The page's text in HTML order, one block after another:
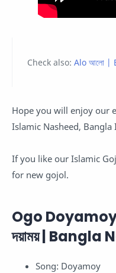
Check also: Alo আলো |
Hope you will enjoy our
Islamic Nasheed, Bangla
If you like our Islamic
for new gojol.
Ogo
দয়াময় |
Song: Doyamoy